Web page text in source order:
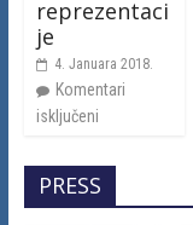
reprezentaci
je
4. Januara 2018.
Komentari
isključeni
PRESS